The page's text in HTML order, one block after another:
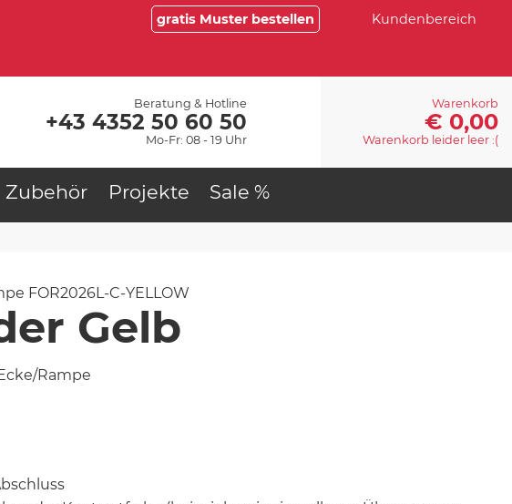
gratis Muster bestellen Kundenbereich
Beratung & Hotline
+43 4352 50 60 50
Mo-Fr: 08 - 19 Uhr
Warenkorb
€ 0,00
Warenkorb leider leer :(
Zubehör Projekte Sale %
FOR2026L-C-YELLOW
Gelb
Rampe